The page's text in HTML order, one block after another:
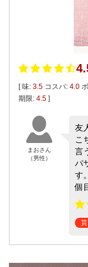
[ 味: 3.5 コスパ: 4.0
期限: 4.5 ]
まおさん
（男性）
友
こ
言
パ
す
個